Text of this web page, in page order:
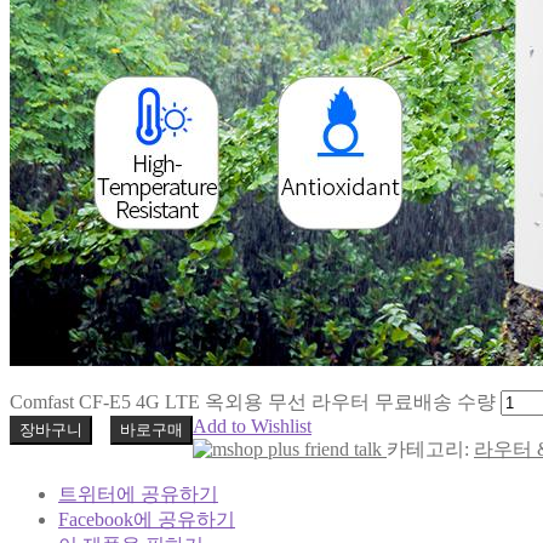
Comfast CF-E5 4G LTE 옥외용 무선 라우터 무료배송 수량
장바구니 바로구매
Add to Wishlist
카테고리: 라우터
트위터에 공유하기
Facebook에 공유하기